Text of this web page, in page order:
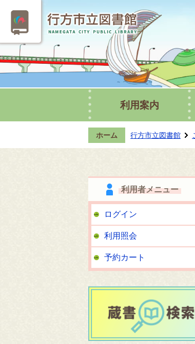
利用案内
ホーム 行方市立図書館
利用者メニュー
ログイン
利用照会
予約カート